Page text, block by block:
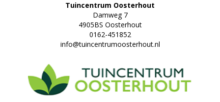
Tuincentrum Oosterhout
Damweg 7
4905BS Oosterhout
0162-451852
info@tuincentrumoosterhout.nl